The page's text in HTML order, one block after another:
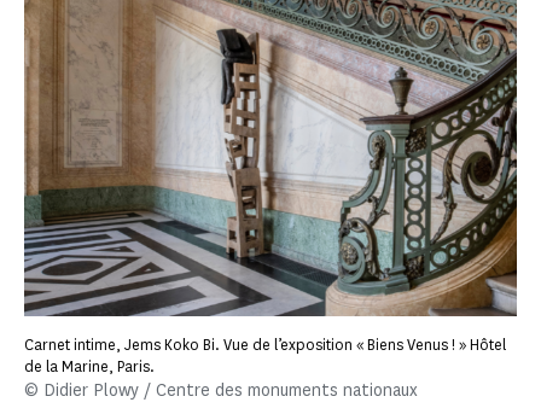
Carnet intime, Jems Koko Bi. Vue de l’exposition « Biens Venus ! » Hôtel
de la Marine, Paris.
© Didier Plowy / Centre des monuments nationaux